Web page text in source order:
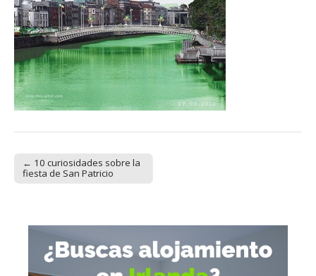
Irlanda
Blog dedicado a los que viven, estudian y trabajan en
Irlanda!
Post navigation
← 10 curiosidades sobre la
fiesta de San Patricio